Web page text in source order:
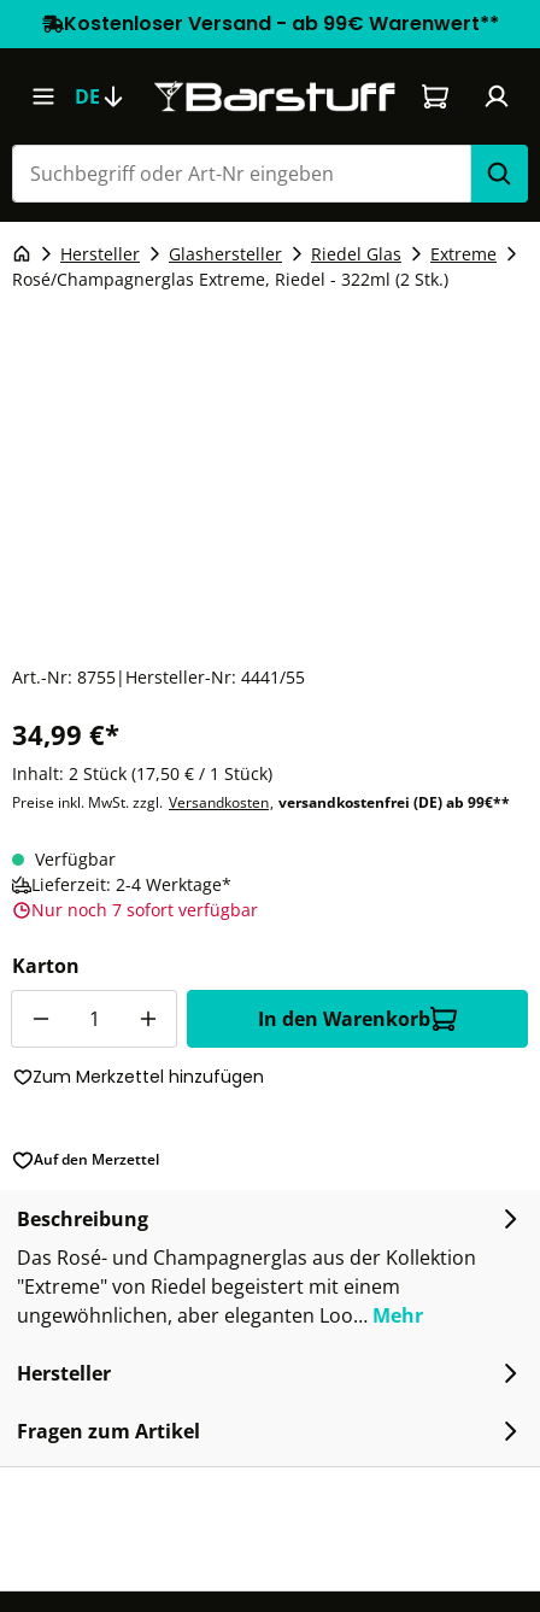
Kostenloser Versand - ab 99€ Warenwert**
DE Warenkorb
Hersteller Glashersteller Riedel Glas
Extreme
Rosé/Champagnerglas Extreme, Riedel - 322ml (2 Stk.)
Art.-Nr: 8755| Hersteller-Nr: 4441/55
34,99 €*
Inhalt: 2 Stück (17,50 € / 1 Stück)
Preise inkl. MwSt. zzgl. Versandkosten, versandkostenfrei (DE) ab 99€**
Verfügbar
Lieferzeit: 2-4 Werktage*
Nur noch 7 sofort verfügbar
Karton
In den Warenkorb
Zum Merkzettel hinzufügen
Auf den Merzettel
Beschreibung
Das Rosé- und Champagnerglas aus der Kollektion
"Extreme" von Riedel begeistert mit einem
ungewöhnlichen, aber eleganten Loo… Mehr
Hersteller
Fragen zum Artikel